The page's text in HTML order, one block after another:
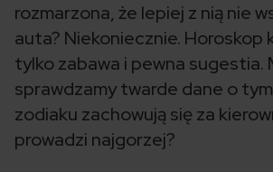
rozmarzona, że lepiej z nią nie
auta? Niekoniecznie. Horoskop
tylko zabawa i pewna sugestia.
sprawdzamy twarde dane o
zodiaku zachowują się za
prowadzi najgorzej?